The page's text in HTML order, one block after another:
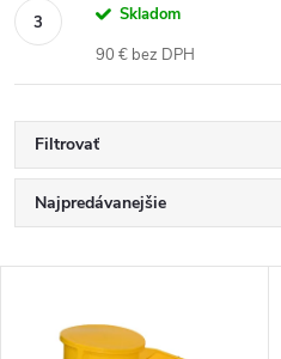
Skladom
90 € bez DPH
Filtrovať
R
a
Najpredávanejšie
Abecedne